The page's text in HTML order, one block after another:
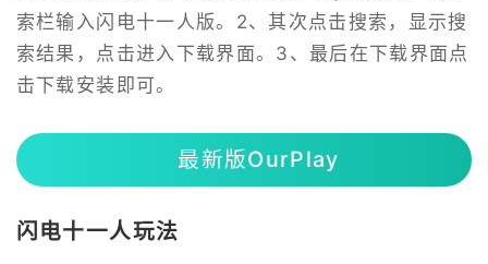
索栏输入闪电十一人版。2、其次点击搜索，显示搜
索结果，点击进入下载界面。3、最后在下载界面点
击下载安装即可。
最新版OurPlay
闪电十一人玩法